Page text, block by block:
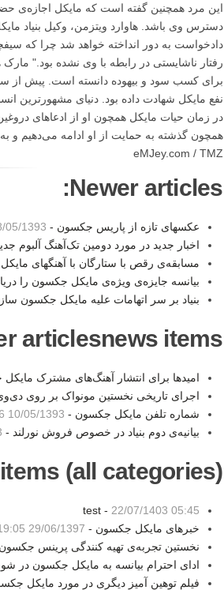
این مرد همچنین گفته است که مایکل اجازه‌ی
دسترس وی باشد. هاوارد ویتزمن، وکیل بنیاد
دادخواست به دور انداخته خواهد شد چرا که
رفتار ناشایستی در رابطه با وی نشده بود."
برای کسب سود و بیهوده دانسته است. پیش از
نفع مایکل شهادت داده بود. دنیای مشهورترین
در زمان حیات مایکل همچون او از ادعاهای
همچون گذشته به حمایت از او ادامه می‌دهیم و
eMJey.com / TMZ
Newer articles:
عکسهای تازه از پاریس جکسون - 1393 13:48
اخبار جدید در مورد دومین تک‌آهنگ آلبوم
مسابقه‌ی رقص با ستارگان با آهنگهای
بیانسه جایزه‌ی ویژه‌ی مایکل جکسون را
بنیاد بر سر اتهامات علیه مایکل جکسون
articlesnews items:
امیدها برای انتشار آهنگ‌های مشترک
اجرای تاریخی نخستین مونواک بر روی
شماره تلفن مایکل جکسون - 10/05/1393 21:16
بیانیه‌ی دوم بنیاد در خصوص فروش نورلند -
(all categories):
test - 22/07/1403 05:45
خبرهای مایکل جکسون - 29/06/1397 19:05
نخستین تجربه‌ی تهیه کنندگی پرینس
ادای احترام بیانسه به مایکل جکسون در
فیلم توهین آمیز دیگری در مورد مایکل